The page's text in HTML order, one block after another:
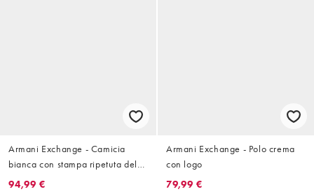
Armani Exchange - Camicia
bianca con stampa ripetuta del
logo
94,99 €
Armani Exchange - Polo crema
con logo
79,99 €